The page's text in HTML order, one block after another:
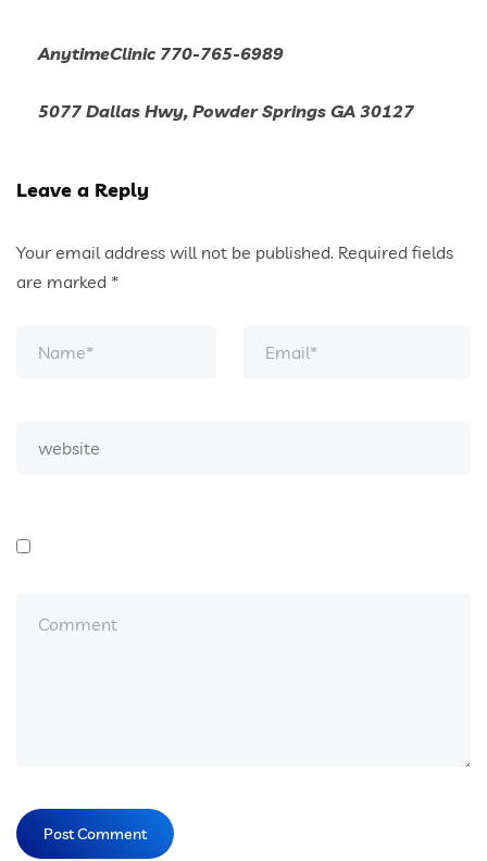
AnytimeClinic 770-765-6989
5077 Dallas Hwy, Powder Springs GA 30127
Leave a Reply
Your email address will not be published. Required fields
are marked *